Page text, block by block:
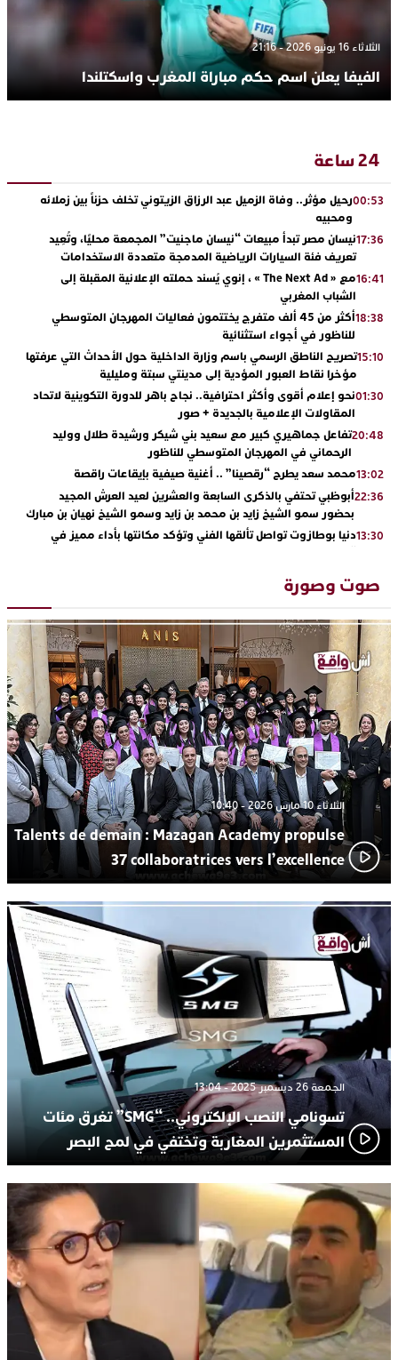
الثلاثاء 16 يونيو 2026 - 21:16
الفيفا يعلن اسم حكم مباراة المغرب واسكتلندا
24 ساعة
00:53رحيل مؤثر.. وفاة الزميل عبد الرزاق الزيتوني تخلف حزناً بين زملائه
ومحبيه
17:36نيسان مصر تبدأ مبيعات “نيسان ماجنيت” المجمعة محليًا، وتُعِيد
تعريف فئة السيارات الرياضية المدمجة متعددة الاستخدامات
16:41
مع « The Next Ad » ، إنوي يُسند حملته الإعلانية المقبلة إلى
الشباب المغربي
18:38
أكثر من 45 ألف متفرج يختتمون فعاليات المهرجان المتوسطي
للناظور في أجواء استثنائية
15:10تصريح الناطق الرسمي باسم وزارة الداخلية حول الأحداث التي عرفتها
مؤخرا نقاط العبور المؤدية إلى مدينتي سبتة ومليلية
01:30نحو إعلام أقوى وأكثر احترافية.. نجاح باهر للدورة التكوينية لاتحاد
المقاولات الإعلامية بالجديدة + صور
20:48تفاعل جماهيري كبير مع سعيد بني شيكر ورشيدة طلال ووليد
الرحماني في المهرجان المتوسطي للناظور
13:02محمد سعد يطرح “رقصينا” .. أغنية صيفية بإيقاعات راقصة
22:36أبوظبي تحتفي بالذكرى السابعة والعشرين لعيد العرش المجيد
بحضور سمو الشيخ زايد بن محمد بن زايد وسمو الشيخ نهيان بن مبارك
13:30دنيا بوطازوت تواصل تألقها الفني وتؤكد مكانتها بأداء مميز في
رهينتين من قبضة ذي سوابق بالجديدة
اتحاد المقاولات الإعلامية يقود قاطرة التكوين بالجديدة ويستضيف
الإعلامي سعيد بلفقير في دورة استثنائية
23:18 ترسيخا لثقافة ترشيد الموارد المائية.. اختتام فعاليات النسخة الثانية
من “القرية الذكية للماء” بمركز الاصطياف ببوزنيقة
17:36 من الراب والراي إلى العيطة والأغنية الأمازيغية.. مهرجان الناظور
المتوسطي يحتفي بتنوع الموسيقى المغربية
صوت وصورة
الثلاثاء 10 مارس 2026 - 10:40
Talents de demain : Mazagan Academy propulse
37 collaboratrices vers l’excellence
الجمعة 26 ديسمبر 2025 - 13:04
تسونامي النصب الإلكتروني.. “SMG” تغرق مئات
المستثمرين المغاربة وتختفي في لمح البصر